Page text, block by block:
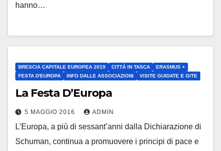
hanno…
BRESCIA CAPITALE EUROPEA 2019 CITTÀ IN TASCA
ERASMUS +
FESTA D'EUROPA
INFO DALLE ASSOCIAZIONI VISITE GUIDATE E GITE
La Festa D’Europa
5 MAGGIO 2016 ADMIN
L’Europa, a più di sessant’anni dalla Dichiarazione di
Schuman, continua a promuovere i principi di pace e